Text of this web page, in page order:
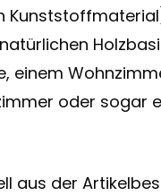
einem
oder sogar
aus der